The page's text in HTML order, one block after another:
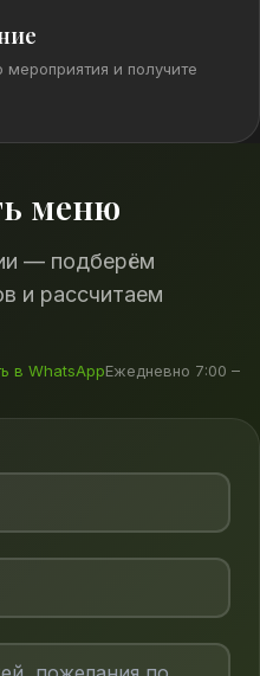
мероприятия и получите
меню
— подберём
и рассчитаем
в WhatsAppЕжедневно 7:00 –